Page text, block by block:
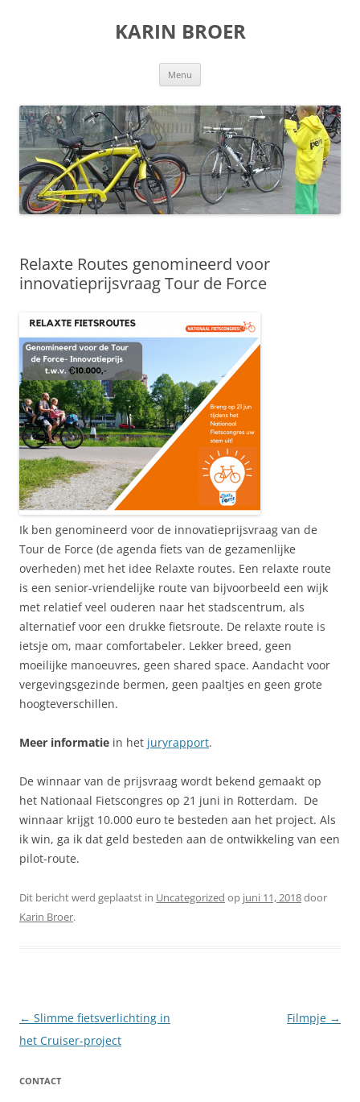
KARIN BROER
Menu
inhoud
Relaxte Routes genomineerd voor
innovatieprijsvraag Tour de Force
Ik ben genomineerd voor de innovatieprijsvraag van de
Tour de Force (de agenda fiets van de gezamenlijke
overheden) met het idee Relaxte routes. Een relaxte route
is een senior-vriendelijke route van bijvoorbeeld een wijk
met relatief veel ouderen naar het stadscentrum, als
alternatief voor een drukke fietsroute. De relaxte route is
ietsje om, maar comfortabeler. Lekker breed, geen
moeilijke manoeuvres, geen shared space. Aandacht voor
vergevingsgezinde bermen, geen paaltjes en geen grote
hoogteverschillen.
Meer informatie in het juryrapport.
De winnaar van de prijsvraag wordt bekend gemaakt op
het Nationaal Fietscongres op 21 juni in Rotterdam. De
winnaar krijgt 10.000 euro te besteden aan het project. Als
ik win, ga ik dat geld besteden aan de ontwikkeling van een
pilot-route.
Dit bericht werd geplaatst in Uncategorized op juni 11, 2018door
Karin Broer.
Berichtnavigatie
← Slimme fietsverlichting in
het Cruiser-project
Filmpje →
CONTACT